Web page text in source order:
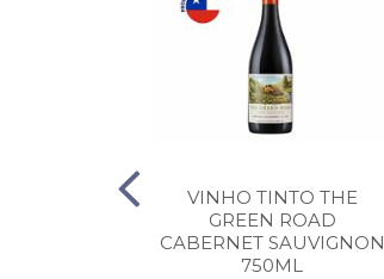
VINHO TINTO THE
GREEN ROAD
CABERNET SAUVIGNON
750ML